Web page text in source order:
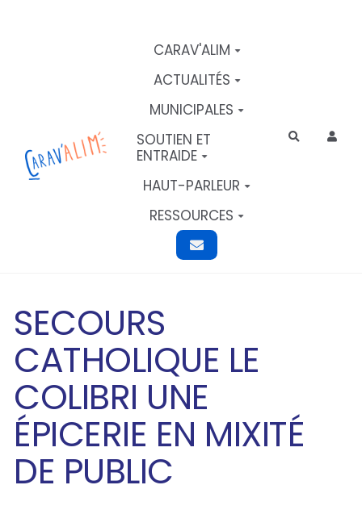
CARAV'ALIM
ACTUALITÉS
MUNICIPALES
SOUTIEN ET
ENTRAIDE
HAUT-PARLEUR
RESSOURCES
Rechercher
SECOURS
CATHOLIQUE LE
COLIBRI UNE
ÉPICERIE EN MIXITÉ
DE PUBLIC